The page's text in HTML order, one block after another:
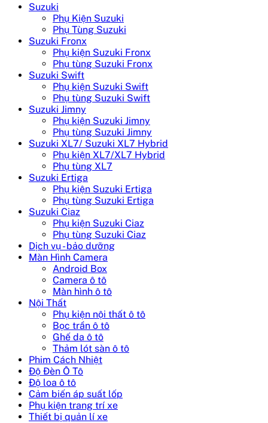
Suzuki
Phụ Kiện Suzuki
Phụ Tùng Suzuki
Suzuki Fronx
Phụ kiện Suzuki Fronx
Phụ tùng Suzuki Fronx
Suzuki Swift
Phụ kiện Suzuki Swift
Phụ tùng Suzuki Swift
Suzuki Jimny
Phụ kiện Suzuki Jimny
Phụ tùng Suzuki Jimny
Suzuki XL7/ Suzuki XL7 Hybrid
Phụ kiện XL7/XL7 Hybrid
Phụ tùng XL7
Suzuki Ertiga
Phụ kiện Suzuki Ertiga
Phụ tùng Suzuki Ertiga
Suzuki Ciaz
Phụ kiện Suzuki Ciaz
Phụ tùng Suzuki Ciaz
Dịch vụ - bảo dưỡng
Màn Hình Camera
Android Box
Camera ô tô
Màn hình ô tô
Nội Thất
Phụ kiện nội thất ô tô
Bọc trần ô tô
Ghế da ô tô
Thảm lót sàn ô tô
Phim Cách Nhiệt
Độ Đèn Ô Tô
Độ loa ô tô
Cảm biến áp suất lốp
Phụ kiện trang trí xe
Thiết bị quản lí xe